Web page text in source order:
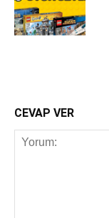
CEVAP VER